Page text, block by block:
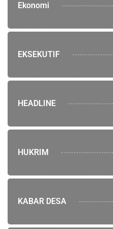
Ekonomi
EKSEKUTIF
HEADLINE
HUKRIM
KABAR DESA